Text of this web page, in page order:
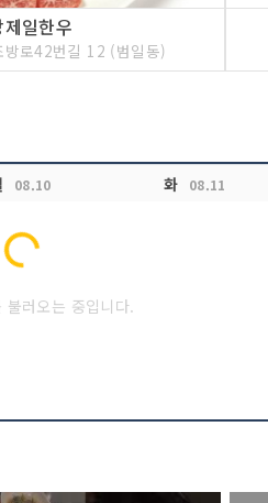
일한우
방로42번길 12 (범일동)
08.10 화 08.11
불러오는 중입니다.